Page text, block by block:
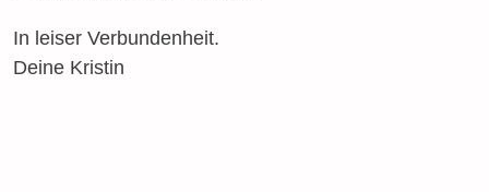
In leiser Verbundenheit.
Deine Kristin